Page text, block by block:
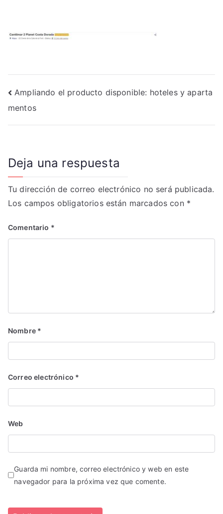
Navegación
de
Ampliando el producto disponible: hoteles y aparta
mentos
Deja una respuesta
Tu dirección de correo electrónico no será publicada.
Los campos obligatorios están marcados con *
Comentario *
Nombre *
Correo electrónico *
Web
Guarda mi nombre, correo electrónico y web en este
navegador para la próxima vez que comente.